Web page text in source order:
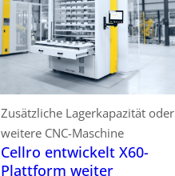
Zusätzliche Lagerkapazität oder
weitere CNC-Maschine
Cellro entwickelt X60-
Plattform weiter